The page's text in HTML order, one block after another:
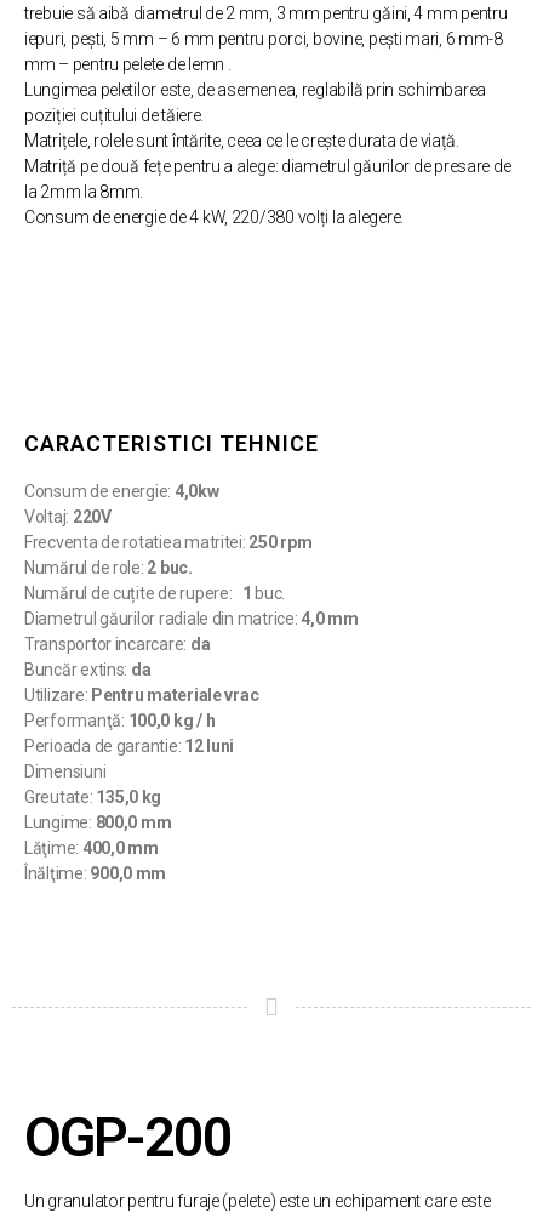
trebuie să aibă diametrul de 2 mm, 3 mm pentru găini, 4 mm pentru
iepuri, pești, 5 mm – 6 mm pentru porci, bovine, pești mari, 6 mm-8
mm – pentru pelete de lemn .
Lungimea peletilor este, de asemenea, reglabilă prin schimbarea
poziției cuțitului de tăiere.
Matrițele, rolele sunt întărite, ceea ce le crește durata de viață.
Matriță pe două fețe pentru a alege: diametrul găurilor de presare de
la 2mm la 8mm.
Consum de energie de 4 kW, 220/380 volți la alegere.
CARACTERISTICI TEHNICE
Consum de energie: 4,0kw
Voltaj: 220V
Frecventa de rotatiea matritei: 250 rpm
Numărul de role: 2 buc.
Numărul de cuțite de rupere: 1 buc.
Diametrul găurilor radiale din matrice: 4,0 mm
Transportor incarcare: da
Buncăr extins: da
Utilizare: Pentru materiale vrac
Performanţă: 100,0 kg / h
Perioada de garantie: 12 luni
Dimensiuni
Greutate: 135,0 kg
Lungime: 800,0 mm
Lăţime: 400,0 mm
Înălţime: 900,0 mm
OGP-200
Un granulator pentru furaje (pelete) este un echipament care este